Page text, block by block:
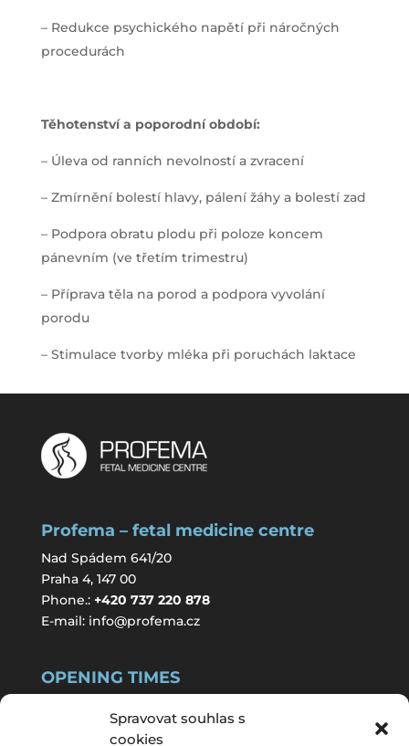
Spravovat souhlas s
cookies
– Redukce psychického napětí při náročných
procedurách
Těhotenství a poporodní období:
– Úleva od ranních nevolností a zvracení
– Zmírnění bolestí hlavy, pálení žáhy a bolestí zad
– Podpora obratu plodu při poloze koncem
pánevním (ve třetím trimestru)
– Příprava těla na porod a podpora vyvolání
porodu
– Stimulace tvorby mléka při poruchách laktace
Profema – fetal medicine centre
Nad Spádem 641/20
Praha 4, 147 00
Phone.: +420 737 220 878
E-mail: info@profema.cz
OPENING TIMES